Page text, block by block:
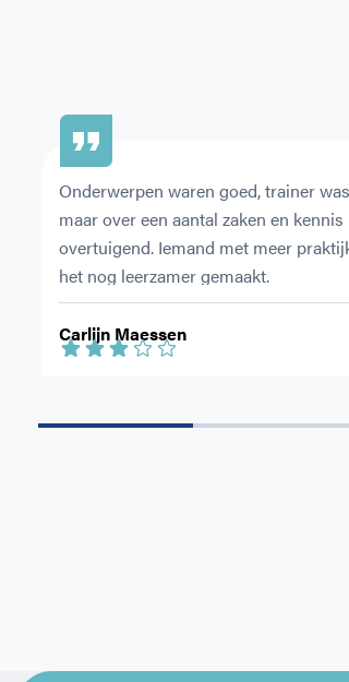
Carlijn Maessen
Onderwerpen waren goed, trainer
maar over een aantal zaken en
overtuigend. Iemand met meer
het nog leerzamer gemaakt.